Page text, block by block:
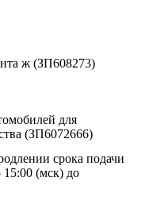
ж (ЗП608273)
для
(ЗП6072666)
срока подачи
15:00 (мск) до